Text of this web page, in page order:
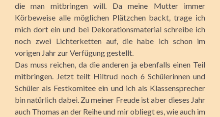
die man mitbringen will. Da meine Mutter immer
Körbeweise alle möglichen Plätzchen backt, trage ich
mich dort ein und bei Dekorationsmaterial schreibe ich
noch zwei Lichterketten auf, die habe ich schon im
vorigen Jahr zur Verfügung gestellt.
Das muss reichen, da die anderen ja ebenfalls einen Teil
mitbringen. Jetzt teilt Hiltrud noch 6 Schülerinnen und
Schüler als Festkomitee ein und ich als Klassensprecher
bin natürlich dabei. Zu meiner Freude ist aber dieses Jahr
auch Thomas an der Reihe und mir obliegt es, wie auch im